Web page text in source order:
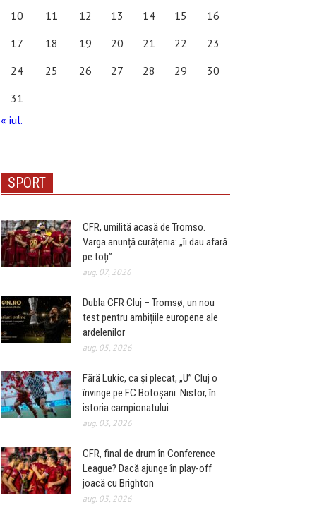
10
11 12 13 14 15
16
17
18 19 20 21 22
23
24
25 26 27 28 29
30
31
« iul.
SPORT
CFR, umilită acasă de Tromso.
Varga anunță curățenia: „îi dau afară
pe toți”
aug. 07, 2026
Dubla CFR Cluj – Tromsø, un nou
test pentru ambițiile europene ale
ardelenilor
aug. 05, 2026
Fără Lukic, ca și plecat, „U” Cluj o
învinge pe FC Botoșani. Nistor, în
istoria campionatului
aug. 03, 2026
CFR, final de drum în Conference
League? Dacă ajunge în play-off
joacă cu Brighton
aug. 03, 2026